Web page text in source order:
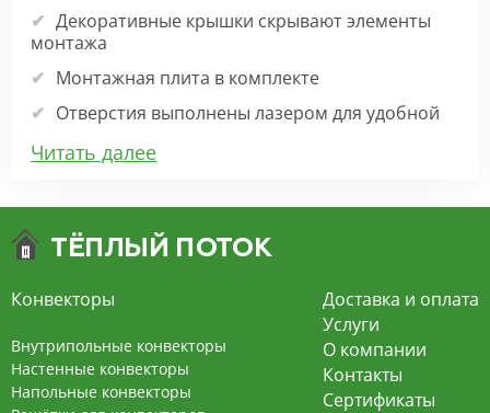
Декоративные крышки скрывают элементы
монтажа
Монтажная плита в комплекте
Отверстия выполнены лазером для удобной
Прокладка под решёткой минимизирует шум
Прокладки под теплообменником исключают
скрипы при расширении металла
Вентилятор на 24 вольта с плавным стартом и
Толщина стенки медной трубки 0,6 мм,
диаметр 15 мм
Гофрированная ламель толщиной 0,32 мм
Читать далее
Конвекторы
Внутрипольные конвекторы
Настенные конвекторы
Напольные конвекторы
Доставка и оплата
Услуги
О компании
Контакты
Сертификаты